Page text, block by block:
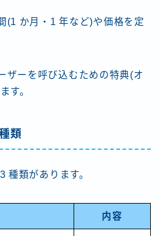
(1 か月・1 年など)や価格を定
ザーを呼び込むための特典(オ
す。
類
種類があります。
内容